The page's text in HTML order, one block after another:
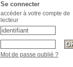
Se connecter
accéder à votre compte de
lecteur
Mot de passe oublié ?